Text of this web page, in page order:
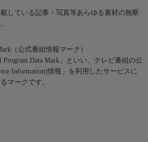
している記事・写真等あらゆる素材の無断
（公式番組情報マーク）
Data Mark」といい、テレビ番組の公
Information)情報」を利用したサービスに
マークです。